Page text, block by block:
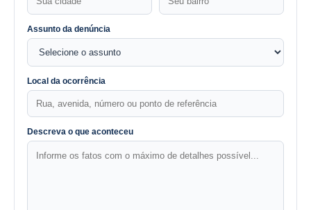
Assunto da denúncia
Local da ocorrência
Descreva o que aconteceu